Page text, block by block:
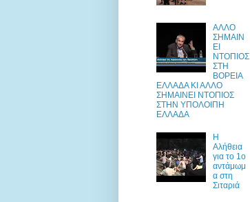
ΑΛΛΟ
ΣΗΜΑΙΝ
ΕΙ
ΝΤΟΠΙΟΣ
ΣΤΗ
ΒΟΡΕΙΑ
ΕΛΛΑΔΑ ΚΙ ΑΛΛΟ
ΣΗΜΑΙΝΕΙ ΝΤΟΠΙΟΣ
ΣΤΗΝ ΥΠΟΛΟΙΠΗ
ΕΛΛΑΔΑ
Η
Αλήθεια
για το 1ο
αντάμωμ
α στη
Σιταριά